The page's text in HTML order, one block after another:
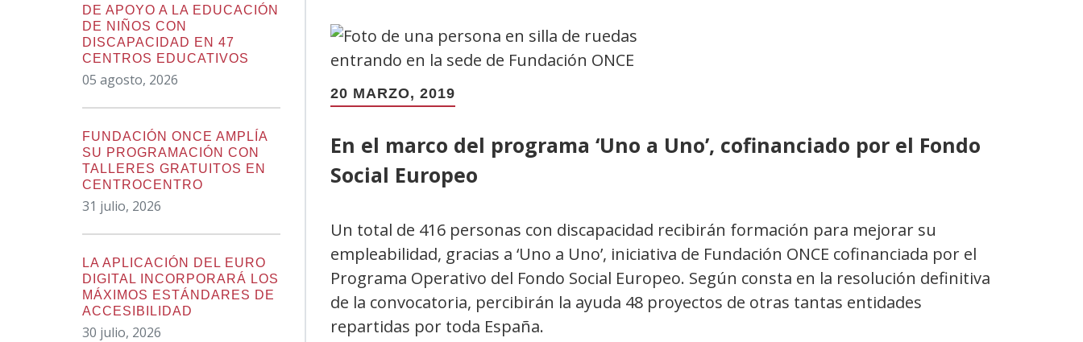
20 MARZO, 2019
En el marco del programa ‘Uno a Uno’, cofinanciado por el Fondo
Social Europeo
Un total de 416 personas con discapacidad recibirán formación para mejorar su
empleabilidad, gracias a ‘Uno a Uno’, iniciativa de Fundación ONCE cofinanciada por el
Programa Operativo del Fondo Social Europeo. Según consta en la resolución definitiva
de la convocatoria, percibirán la ayuda 48 proyectos de otras tantas entidades
repartidas por toda España.
DE APOYO A LA EDUCACIÓN
DE NIÑOS CON
DISCAPACIDAD EN 47
CENTROS EDUCATIVOS
05 agosto, 2026
FUNDACIÓN ONCE AMPLÍA
SU PROGRAMACIÓN CON
TALLERES GRATUITOS EN
CENTROCENTRO
31 julio, 2026
LA APLICACIÓN DEL EURO
DIGITAL INCORPORARÁ LOS
MÁXIMOS ESTÁNDARES DE
ACCESIBILIDAD
30 julio, 2026